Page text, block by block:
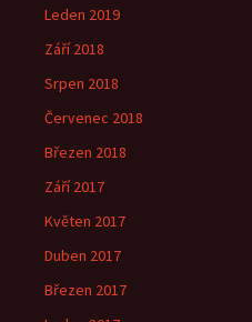
Leden 2019
Září 2018
Srpen 2018
Červenec 2018
Březen 2018
Září 2017
Květen 2017
Duben 2017
Březen 2017